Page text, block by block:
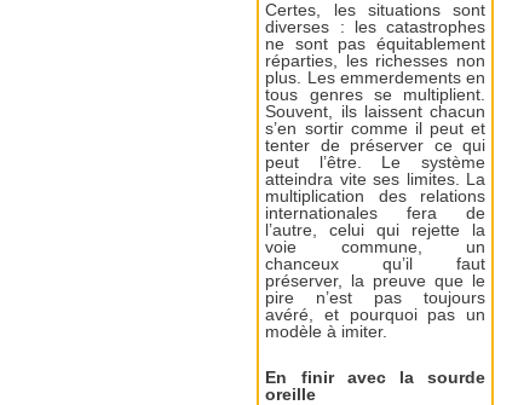
Certes, les situations sont
diverses : les catastrophes
ne sont pas équitablement
réparties, les richesses non
plus. Les emmerdements en
tous genres se multiplient.
Souvent, ils laissent chacun
s’en sortir comme il peut et
tenter de préserver ce qui
peut l’être. Le système
atteindra vite ses limites. La
multiplication des relations
internationales fera de
l’autre, celui qui rejette la
voie commune, un
chanceux qu’il faut
préserver, la preuve que le
pire n’est pas toujours
avéré, et pourquoi pas un
modèle à imiter.
En finir avec la sourde
oreille